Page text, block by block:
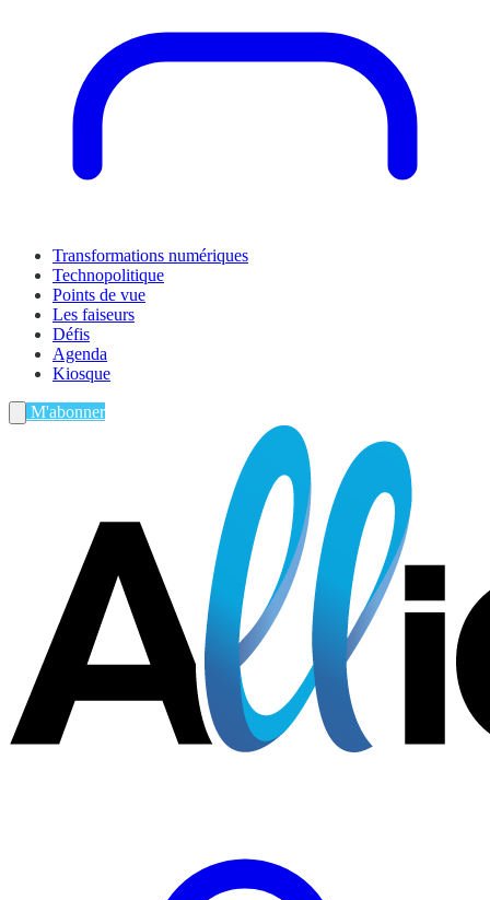
Transformations numériques
Technopolitique
Points de vue
Les faiseurs
Défis
Agenda
Kiosque
M'abonner